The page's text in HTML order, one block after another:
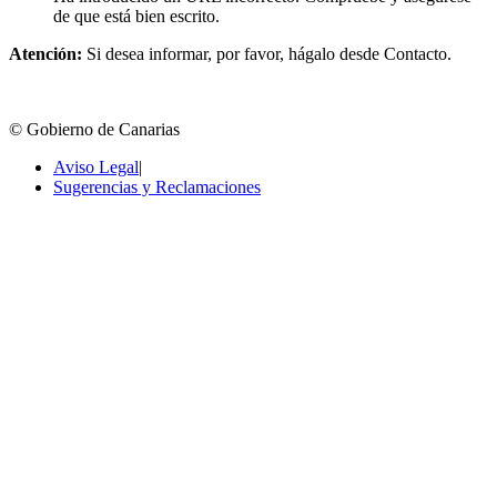
de que está bien escrito.
Atención: Si desea informar, por favor, hágalo desde Contacto.
© Gobierno de Canarias
Aviso Legal|
Sugerencias y Reclamaciones